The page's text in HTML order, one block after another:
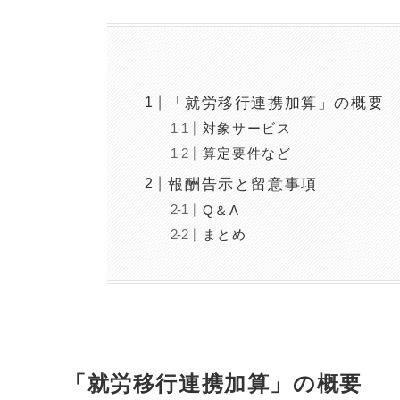
「就労移行連携加算」の概要
対象サービス
算定要件など
報酬告示と留意事項
Q＆A
まとめ
「就労移行連携加算」の概要